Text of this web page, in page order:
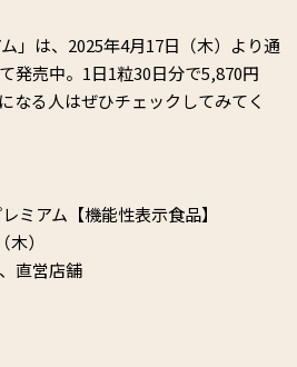
」は、2025年4月17日（木）より通
発売中。1日1粒30日分で5,870円
なる人はぜひチェックしてみてく
ミアム【機能性表示食品】
）
直営店舗